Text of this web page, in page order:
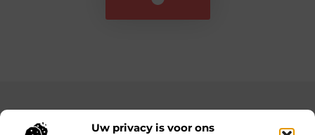
Uw privacy is voor ons
Main Links